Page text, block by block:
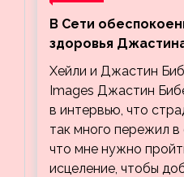
В Сети
здоровья
видео, на котором
Хейли
Хейли и Джастин
Images Джастин
в интервью, что
так много пережил в
что мне нужно
исцеление, чтобы